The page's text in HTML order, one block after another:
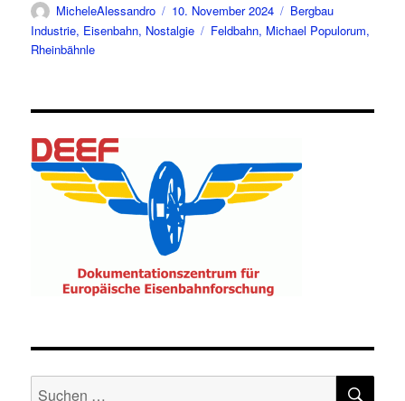
Autor
MicheleAlessandro
Veröffentlicht
am
10. November 2024 Kategorien
Bergbau
Industrie, Eisenbahn, Nostalgie Schlagwörter
Feldbahn, Michael Populorum,
Rheinbähnle
Suche